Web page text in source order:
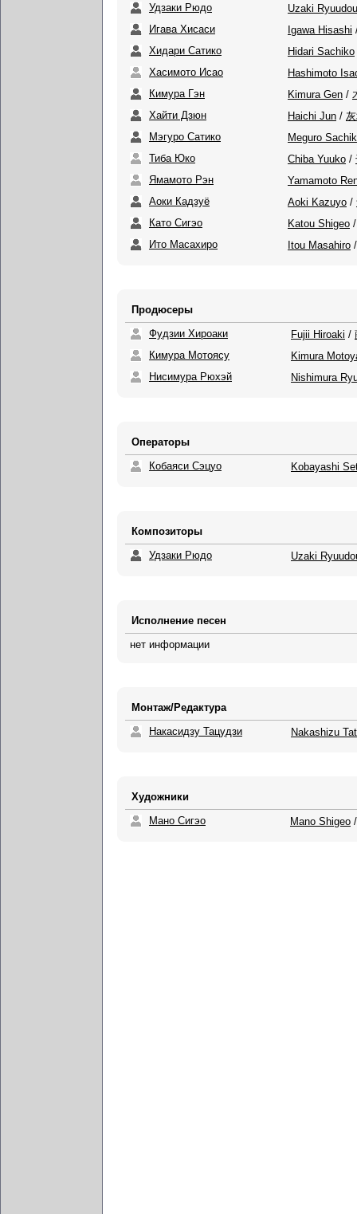
Удзаки Рюдо
Uzaki Ryuudou
Игава Хисаси
Igawa Hisashi
Хидари Сатико
Hidari Sachiko
Хасимото Исао
Hashimoto
Кимура Гэн
Kimura Gen /
Хайти Дзюн
Haichi Jun /
Мэгуро Сатико
Meguro
Тиба Юко
Chiba Yuuko /
Ямамото Рэн
Yamamoto
Аоки Кадзуё
Aoki Kazuyo /
Като Сигэо
Katou Shigeo
Ито Масахиро
Itou Masahiro
Продюсеры
Фудзии Хироаки
Fujii Hiroaki /
Кимура Мотоясу
Kimura
Нисимура Рюхэй
Nishimura
Операторы
Кобаяси Сэцуо
Kobayashi
Композиторы
Удзаки Рюдо
Uzaki
Исполнение песен
нет информации
Монтаж/Редактура
Накасидзу Тацудзи
Nakashizu
Художники
Мано Сигэо
Mano Shigeo